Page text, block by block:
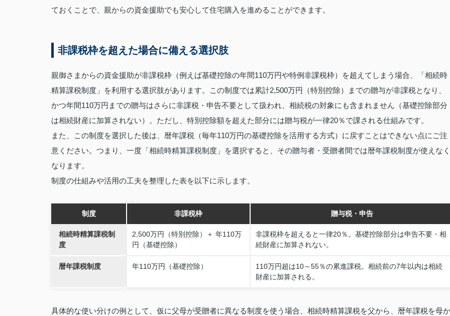
ておくことで、親からの資金援助でも安心して住宅購入を進めることができます。
非課税枠を超えた場合に備える選択肢
親御さまからの資金援助が非課税枠（例えば基礎控除の年間110万円や特例非課税枠）を超えてしまう場合、「相続時
精算課税制度」を利用する選択肢があります。この制度では累計2,500万円（特別控除）までの贈与が非課税となり、
かつ年間110万円までの贈与はさらに非課税・申告不要として扱われ、相続税の対象にも含まれません（基礎控除部分
は相続財産に加算されない）。ただし、特別控除額を超えた部分には贈与税が一律20％で課される仕組みです。
また、この制度を選択した後は、暦年課税（毎年110万円の基礎控除を活用する方式）に戻すことはできない点にご注
意ください。つまり、一度「相続時精算課税制度」を選択すると、その贈与者・受贈者間では暦年課税制度が使えなく
なります。
制度の仕組みや活用の工夫を整理した表を以下に示します。
制度 非課税枠 贈与税・申告
相続時精算課税制
度
2,500万円（特別控除）＋ 年110万
円（基礎控除）
非課税枠を超えると一律20％。基礎控除部分は申告不要・相
続財産に加算されない。
暦年課税制度 年110万円（基礎控除）
110万円超は10～55％の累進課税。相続前の7年以内は相続
財産に加算される。
具体的な使い分けの例として、仮に父母が受贈者に異なる制度を使う場合、相続時精算課税を父から、暦年課税を母か